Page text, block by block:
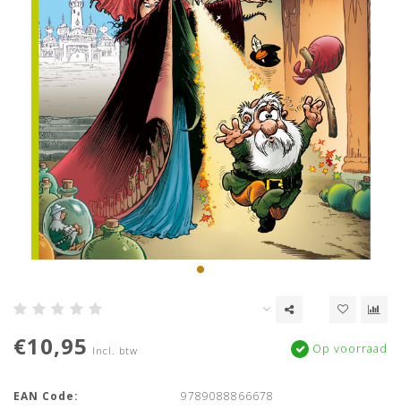
€10,95 Incl. btw Op voorraad
EAN Code: 9789088866678